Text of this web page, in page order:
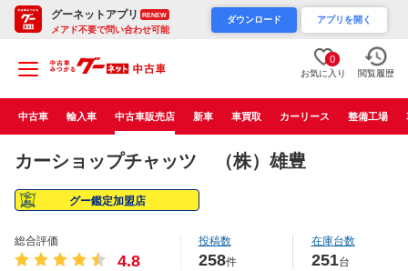
グーネットアプリ RENEW
メアド不要で問い合わせ可能
ダウンロード アプリを開く
0
お気に入り 閲覧履歴
中古車 輸入車 中古車販売店 新車 車買取 カーリース 整備工場
カーショップチャッツ （株）雄豊
グー鑑定加盟店
総合評価
4.8
投稿数
258件
在庫台数
251台